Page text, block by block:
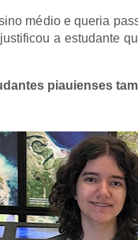
médio e queria
a estudante
piauienses